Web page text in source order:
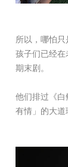
所以，哪怕
孩子们已经
期末剧。
他们排过《
有情」的大道